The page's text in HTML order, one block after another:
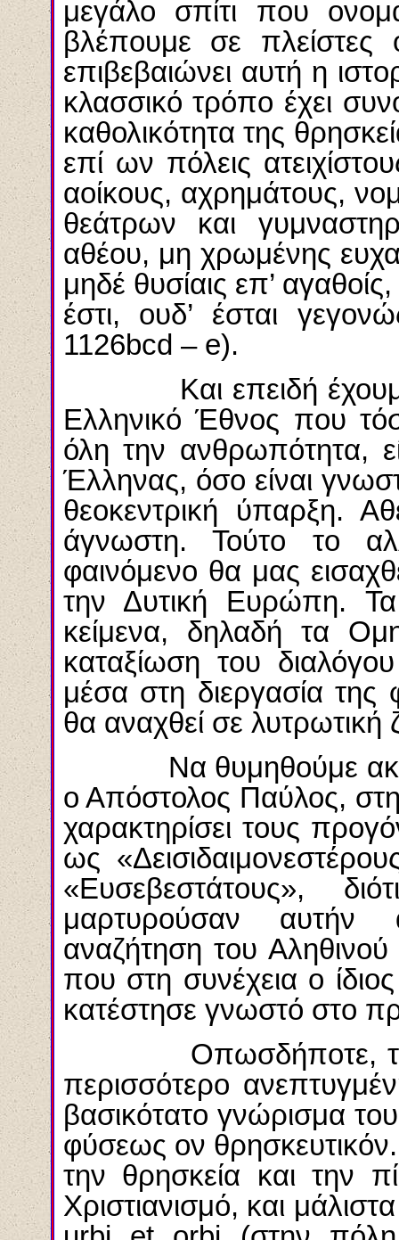
μεγάλο σπίτι που
βλέπουμε σε πλείστες
επιβεβαιώνει αυτή η
κλασσικό τρόπο έχει
καθολικότητα της
επί ων πόλεις
αοίκους, αχρημάτους,
θεάτρων και
αθέου, μη χρωμένης
μηδέ θυσίαις επ’
έστι, ουδ’ έσται
1126bcd – e).
Και επειδή έχουμε
Ελληνικό Έθνος που
όλη την ανθρωπότητα,
Έλληνας, όσο είναι
θεοκεντρική ύπαρξη.
άγνωστη. Τούτο το
φαινόμενο θα μας
την Δυτική Ευρώπη. Τα
κείμενα, δηλαδή τα
καταξίωση του
μέσα στη διεργασία της
θα αναχθεί σε
Να θυμηθούμε
ο Απόστολος Παύλος,
χαρακτηρίσει τους
ως
«Ευσεβεστάτους»,
μαρτυρούσαν αυτήν
αναζήτηση του
που στη συνέχεια ο
κατέστησε γνωστό στο
Οπωσδήποτε, το
περισσότερο
βασικότατο γνώρισμα
φύσεως ον
την θρησκεία και την
Χριστιανισμό, και